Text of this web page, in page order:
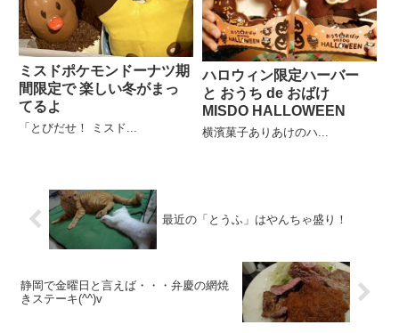
ミスドポケモンドーナツ期
間限定で 楽しい冬がまっ
てるよ
「とびだせ！ ミスド...
ハロウィン限定ハーバー
と おうち de おばけ
MISDO HALLOWEEN
横濱菓子ありあけのハ...
最近の「とうふ」はやんちゃ盛り！
静岡で金曜日と言えば・・・弁慶の網焼
きステーキ(^^)v